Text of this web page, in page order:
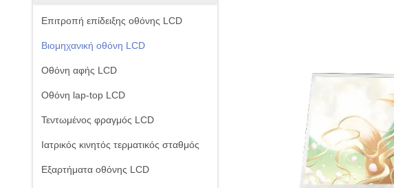
Επιτροπή επίδειξης οθόνης LCD
Βιομηχανική οθόνη LCD
Οθόνη αφής LCD
Οθόνη lap-top LCD
Τεντωμένος φραγμός LCD
Ιατρικός κινητός τερματικός σταθμός
Εξαρτήματα οθόνης LCD